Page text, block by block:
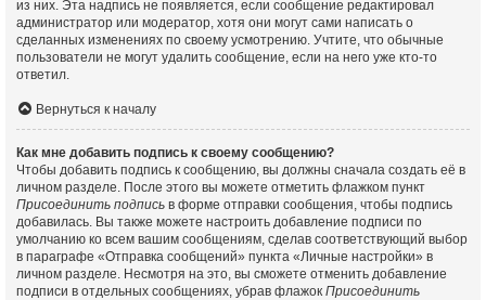
из них. Эта надпись не появляется, если сообщение редактировал
администратор или модератор, хотя они могут сами написать о
сделанных изменениях по своему усмотрению. Учтите, что обычные
пользователи не могут удалить сообщение, если на него уже кто-то
ответил.
Вернуться к началу
Как мне добавить подпись к своему сообщению?
Чтобы добавить подпись к сообщению, вы должны сначала создать её в
личном разделе. После этого вы можете отметить флажком пункт
Присоединить подпись в форме отправки сообщения, чтобы подпись
добавилась. Вы также можете настроить добавление подписи по
умолчанию ко всем вашим сообщениям, сделав соответствующий выбор
в параграфе «Отправка сообщений» пункта «Личные настройки» в
личном разделе. Несмотря на это, вы сможете отменить добавление
подписи в отдельных сообщениях, убрав флажок Присоединить